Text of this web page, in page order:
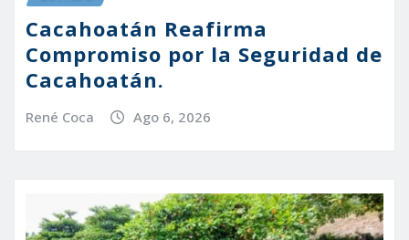
Cacahoatán Reafirma
Compromiso por la Seguridad de
Cacahoatán.
René Coca Ago 6, 2026